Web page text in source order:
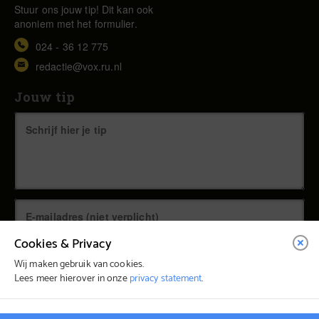
Stuur ons jouw tip! Dit kan ook
anoniem met het formulier.
024 - 36 12 775
redactie@vox.ru.nl
Jouw tip
Cookies & Privacy
Wij maken gebruik van cookies.
Lees meer hierover in onzeprivacy statement.